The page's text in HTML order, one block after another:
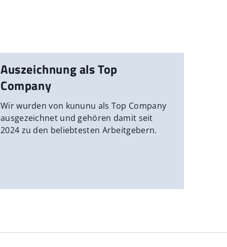
Auszeichnung als Top
Company
Wir wurden von kununu als Top Company
ausgezeichnet und gehören damit seit
2024 zu den beliebtesten Arbeitgebern.